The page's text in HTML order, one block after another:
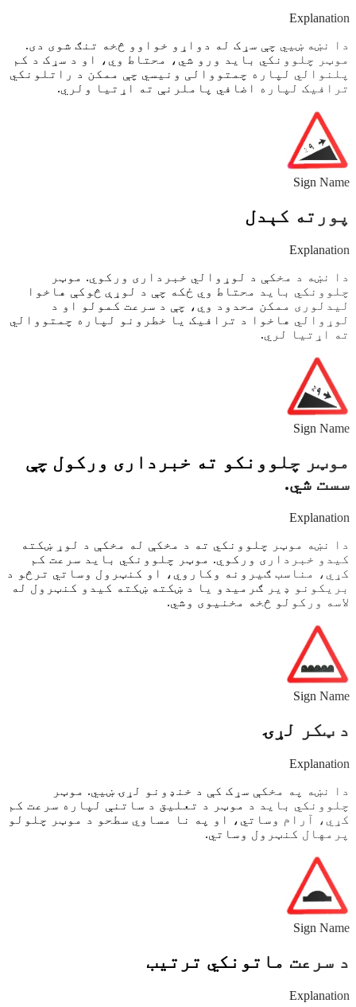
Explanation
دا نښه ښيي چې سړک له دواړو خواوو څخه تنګ شوی دی.
موټر چلوونکي باید ورو شي، محتاط وي، او د سړک د کم
پلنوالي لپاره چمتووالی ونیسي چې ممکن د راتلونکي
ترافیک لپاره اضافي پاملرنې ته اړتیا ولري.
Sign Name
پورته کېدل
Explanation
دا نښه د مخکې د لوړوالي خبرداری ورکوي. موټر
چلوونکي باید محتاط وي ځکه چې د لوړې څوکې هاخوا
لیدلوری ممکن محدود وي، چې د سرعت کمولو او د
لوړوالي هاخوا د ترافیک یا خطرونو لپاره چمتووالي
ته اړتیا لري.
Sign Name
موټر چلوونکو ته خبرداری ورکول چې
سست شي.
Explanation
دا نښه موټر چلوونکي ته د مخکې له مخکې د لوړ ښکته
کیدو خبرداری ورکوي. موټر چلوونکي باید سرعت کم
کړي، مناسب ګیرونه وکاروي، او کنټرول وساتي ترڅو د
بریکونو ډیر ګرمیدو یا د ښکته ښکته کیدو کنټرول له
لاسه ورکولو څخه مخنیوی وشي.
Sign Name
د ټکر لړۍ
Explanation
دا نښه په مخکې سړک کې د خنډونو لړۍ ښیي. موټر
چلوونکي باید د موټر د تعلیق د ساتنې لپاره سرعت کم
کړي، آرام وساتي، او په نا مساوي سطحو د موټر چلولو
پرمهال کنټرول وساتي.
Sign Name
د سرعت ماتونکي ترتیب
Explanation